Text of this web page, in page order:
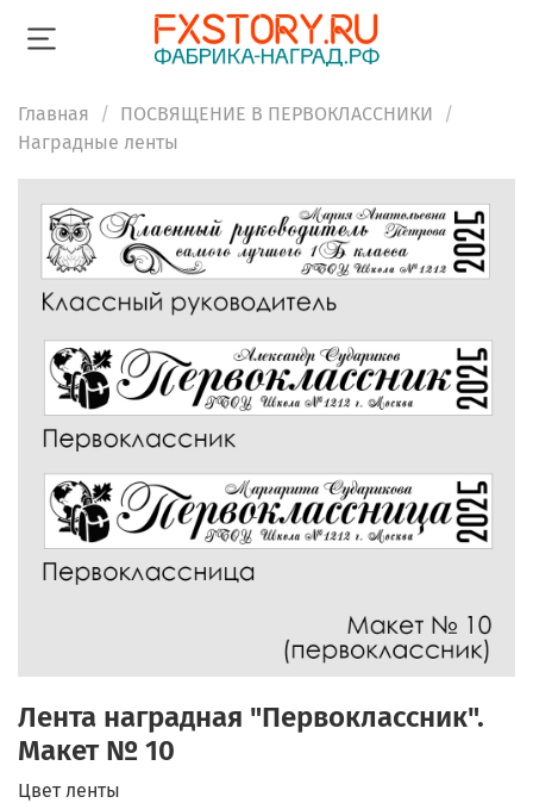
Главная
ПОСВЯЩЕНИЕ В ПЕРВОКЛАССНИКИ
Наградные ленты
Лента наградная "Первоклассник".
Макет № 10
Цвет ленты